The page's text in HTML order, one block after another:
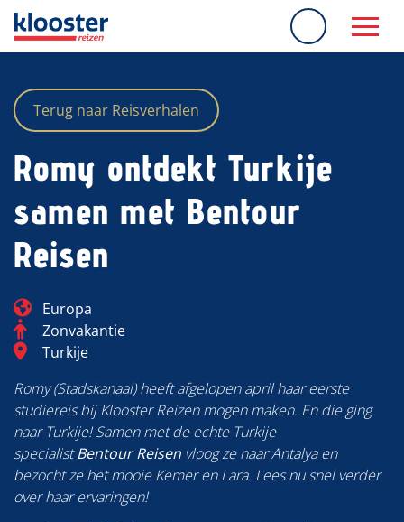
overslaan
Terug naar Reisverhalen
Romy ontdekt Turkije
samen met Bentour
Reisen
Blog_field_Bestemming
Turkije
Categorie
Zonvakantie
Blog_field_Continent
Europa
Romy (Stadskanaal) heeft afgelopen april haar eerste
studiereis bij Klooster Reizen mogen maken. En die ging
naar Turkije! Samen met de echte Turkije
specialistBentour Reisen vloog ze naar Antalya en
bezocht ze het mooie Kemer en Lara. Lees nu snel verder
over haar ervaringen!